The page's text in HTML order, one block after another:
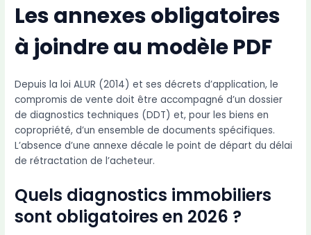
Les annexes obligatoires
à joindre au modèle PDF
Depuis la loi ALUR (2014) et ses décrets d’application, le
compromis de vente doit être accompagné d’un dossier
de diagnostics techniques (DDT) et, pour les biens en
copropriété, d’un ensemble de documents spécifiques.
L’absence d’une annexe décale le point de départ du délai
de rétractation de l’acheteur.
Quels diagnostics immobiliers
sont obligatoires en 2026 ?